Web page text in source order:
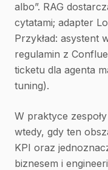
albo”. RAG
cytatami; adapter
Przykład: asystent
regulamin z
ticketu dla agenta
tuning).
W praktyce
wtedy, gdy ten
KPI oraz
biznesem i